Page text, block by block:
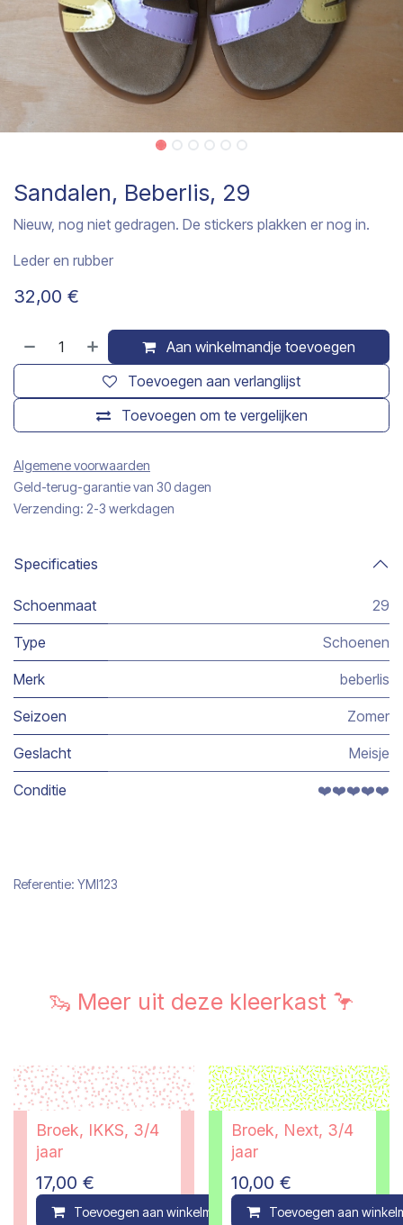
Sandalen, Beberlis, 29
Nieuw, nog niet gedragen. De stickers plakken er nog in.
Leder en rubber
32,00 €
Aan winkelmandje toevoegen
Toevoegen om te vergelijken
Toevoegen aan verlanglijst
Algemene voorwaarden
Geld-terug-garantie van 30 dagen
Verzending: 2-3 werkdagen
Specificaties
Schoenmaat 29
Type Schoenen
Merk beberlis
Seizoen Zomer
Geslacht Meisje
Conditie ❤️❤️❤️❤️❤️
Referentie: YMI123
🦦 Meer uit deze kleerkast 🦩
Broek, IKKS, 3/4
jaar
17,00 €
Toevoegen aan winkelmandje Compare
Broek, Next, 3/4
jaar
10,00 €
Toevoegen aan